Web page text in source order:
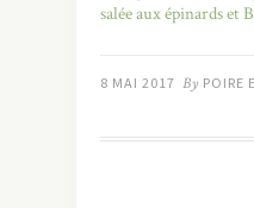
salée aux épinards et
8 MAI 2017 By POIRE